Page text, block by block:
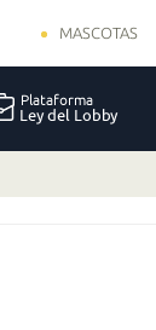
MASCOTAS